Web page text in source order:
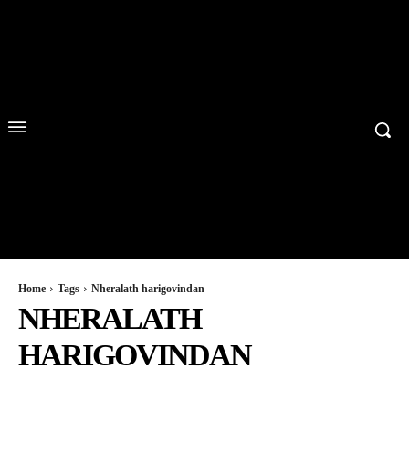
Home Tags Nheralath harigovindan
NHERALATH
HARIGOVINDAN